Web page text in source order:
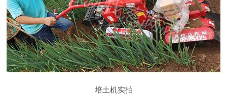
培土机实拍